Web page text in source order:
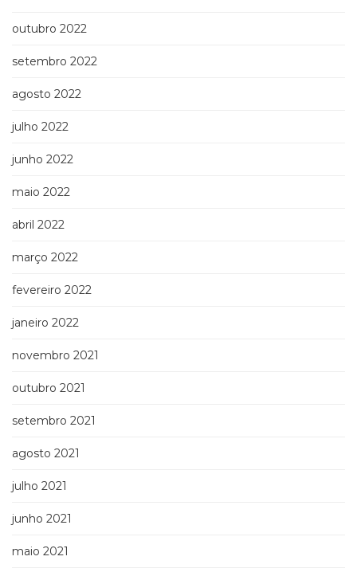
outubro 2022
setembro 2022
agosto 2022
julho 2022
junho 2022
maio 2022
abril 2022
março 2022
fevereiro 2022
janeiro 2022
novembro 2021
outubro 2021
setembro 2021
agosto 2021
julho 2021
junho 2021
maio 2021